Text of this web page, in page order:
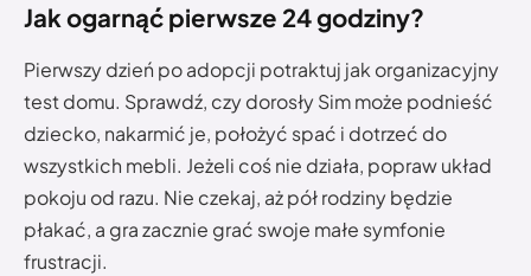
Jak ogarnąć pierwsze 24 godziny?
Pierwszy dzień po adopcji potraktuj jak organizacyjny
test domu. Sprawdź, czy dorosły Sim może podnieść
dziecko, nakarmić je, położyć spać i dotrzeć do
wszystkich mebli. Jeżeli coś nie działa, popraw układ
pokoju od razu. Nie czekaj, aż pół rodziny będzie
płakać, a gra zacznie grać swoje małe symfonie
frustracji.